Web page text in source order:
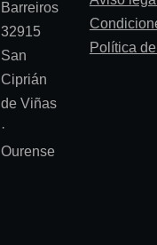
Barreiros
32915
San
Ciprián
de Viñas
·
Ourense
Política